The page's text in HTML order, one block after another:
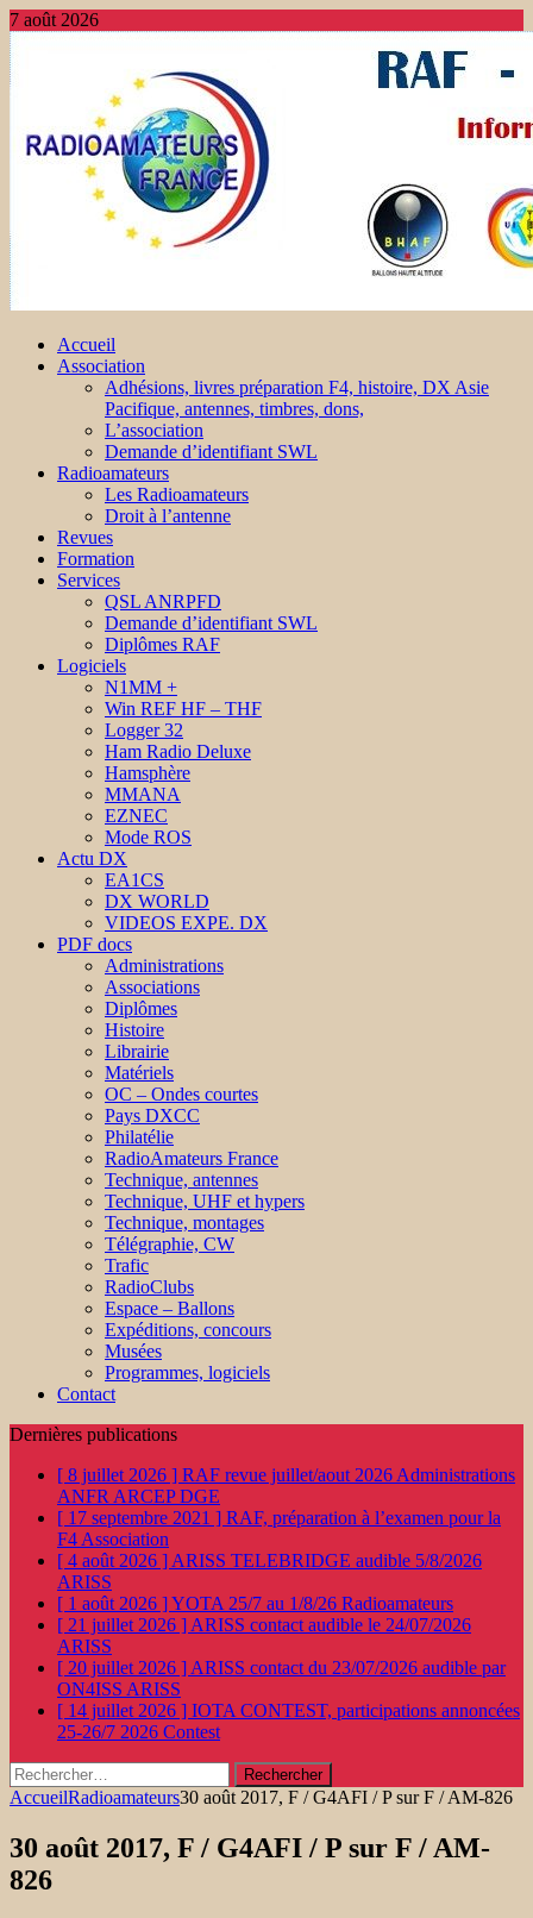
7 août 2026
Accueil
Association
Adhésions, livres préparation F4, histoire, DX Asie
Pacifique, antennes, timbres, dons,
L’association
Demande d’identifiant SWL
Radioamateurs
Les Radioamateurs
Droit à l’antenne
Revues
Formation
Services
QSL ANRPFD
Demande d’identifiant SWL
Diplômes RAF
Logiciels
N1MM +
Win REF HF – THF
Logger 32
Ham Radio Deluxe
Hamsphère
MMANA
EZNEC
Mode ROS
Actu DX
EA1CS
DX WORLD
VIDEOS EXPE. DX
PDF docs
Administrations
Associations
Diplômes
Histoire
Librairie
Matériels
OC – Ondes courtes
Pays DXCC
Philatélie
RadioAmateurs France
Technique, antennes
Technique, UHF et hypers
Technique, montages
Télégraphie, CW
Trafic
RadioClubs
Espace – Ballons
Expéditions, concours
Musées
Programmes, logiciels
Contact
Dernières publications
[ 8 juillet 2026 ] RAF revue juillet/aout 2026 Administrations
ANFR ARCEP DGE
[ 17 septembre 2021 ] RAF, préparation à l’examen pour la
F4 Association
[ 4 août 2026 ] ARISS TELEBRIDGE audible 5/8/2026
ARISS
[ 1 août 2026 ]YOTA 25/7 au 1/8/26 Radioamateurs
[ 21 juillet 2026 ] ARISS contact audible le 24/07/2026
ARISS
[ 20 juillet 2026 ] ARISS contact du 23/07/2026 audible par
ON4ISS ARISS
[ 14 juillet 2026 ] IOTA CONTEST, participations annoncées
25-26/7 2026 Contest
Rechercher :
AccueilRadioamateurs30 août 2017, F / G4AFI / P sur F / AM-826
30 août 2017, F / G4AFI / P sur F / AM-
826